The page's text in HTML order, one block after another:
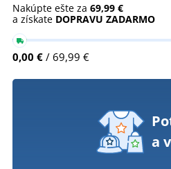
Nakúpte ešte za 69,99 €
a získate DOPRAVU ZADARMO
0,00 € / 69,99 €
a